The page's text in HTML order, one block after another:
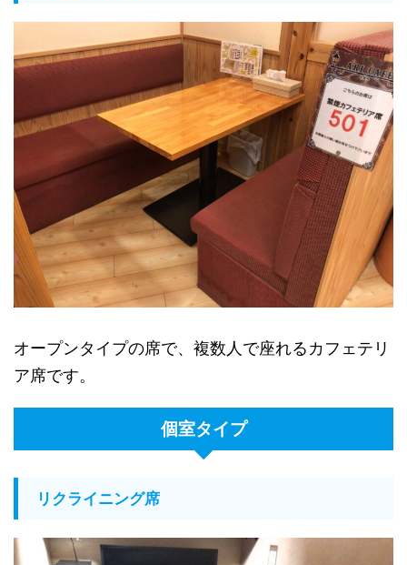
オープンタイプの席で、複数人で座れるカフェテリ
ア席です。
個室タイプ
リクライニング席